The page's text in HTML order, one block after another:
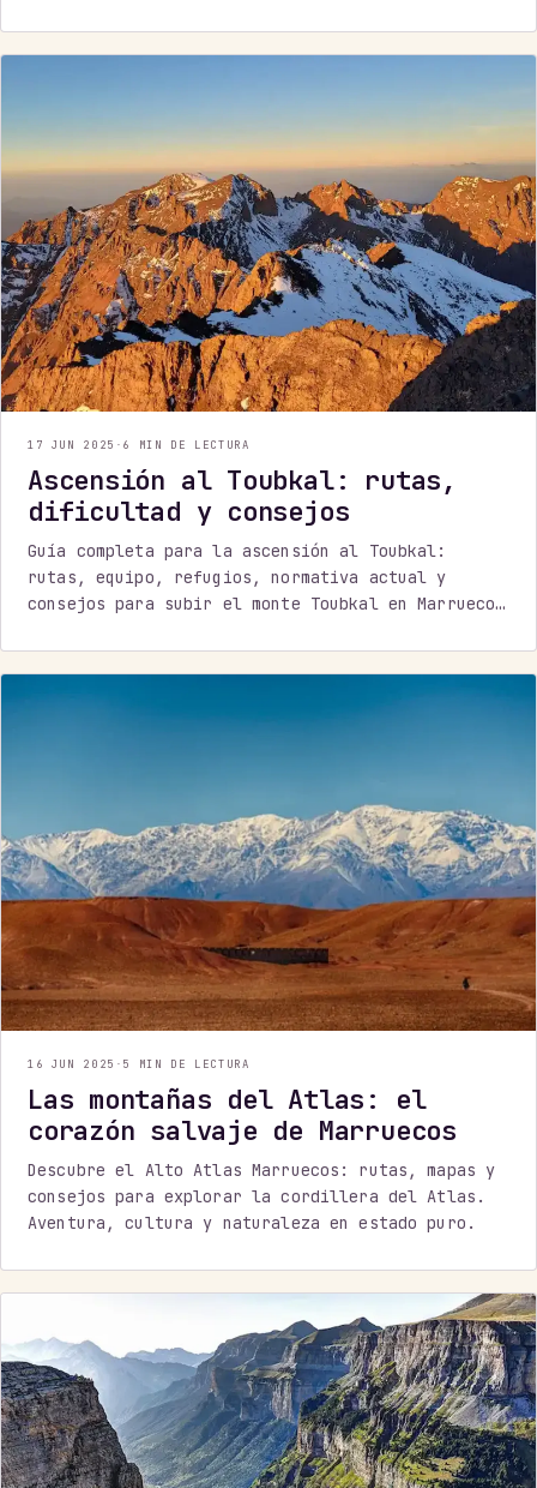
errores y prepárate como un pro!
17 JUN 2025 · 6 MIN DE LECTURA
Ascensión al Toubkal: rutas,
dificultad y consejos
Guía completa para la ascensión al Toubkal:
rutas, equipo, refugios, normativa actual y
consejos para subir el monte Toubkal en Marruecos
16 JUN 2025 · 5 MIN DE LECTURA
Las montañas del Atlas: el
corazón salvaje de Marruecos
Descubre el Alto Atlas Marruecos: rutas, mapas y
consejos para explorar la cordillera del Atlas.
Aventura, cultura y naturaleza en estado puro.